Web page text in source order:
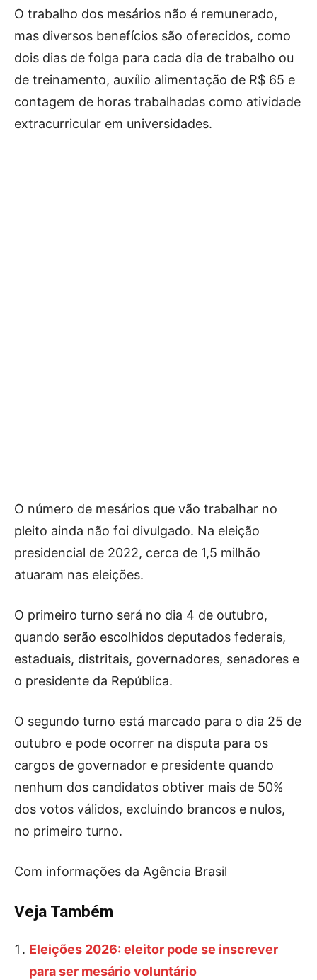
O trabalho dos mesários não é remunerado,
mas diversos benefícios são oferecidos, como
dois dias de folga para cada dia de trabalho ou
de treinamento, auxílio alimentação de R$ 65 e
contagem de horas trabalhadas como atividade
extracurricular em universidades.
O número de mesários que vão trabalhar no
pleito ainda não foi divulgado. Na eleição
presidencial de 2022, cerca de 1,5 milhão
atuaram nas eleições.
O primeiro turno será no dia 4 de outubro,
quando serão escolhidos deputados federais,
estaduais, distritais, governadores, senadores e
o presidente da República.
O segundo turno está marcado para o dia 25 de
outubro e pode ocorrer na disputa para os
cargos de governador e presidente quando
nenhum dos candidatos obtiver mais de 50%
dos votos válidos, excluindo brancos e nulos,
no primeiro turno.
Com informações da Agência Brasil
Veja Também
Eleições 2026: eleitor pode se inscrever
para ser mesário voluntário